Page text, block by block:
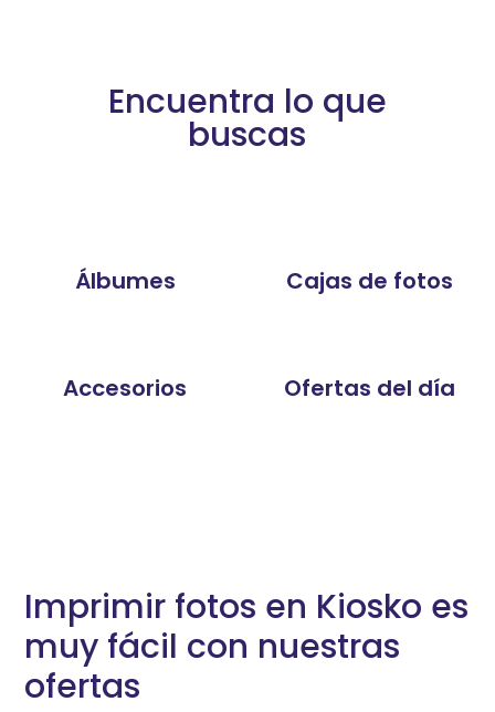
Encuentra lo que
buscas
Álbumes Cajas de fotos
Accesorios Ofertas del día
Imprimir fotos en Kiosko es
muy fácil con nuestras
ofertas